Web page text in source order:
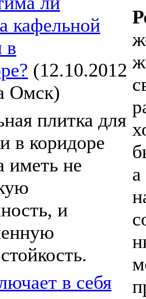
кафельной
в
(12.10.2012
Омск)
плитка для
в коридоре
иметь не
и
в себя